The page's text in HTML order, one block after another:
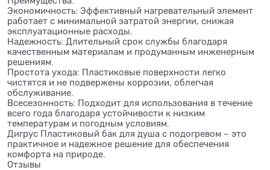
Экономичность: Эффективный нагревательный элемент
работает с минимальной затратой энергии, снижая
эксплуатационные расходы.
Надежность: Длительный срок службы благодаря
качественным материалам и продуманным инженерным
решениям.
Простота ухода: Пластиковые поверхности легко
чистятся и не подвержены коррозии, облегчая
обслуживание.
Всесезонность: Подходит для использования в течение
всего года благодаря устойчивости к низким
температурам и погодным условиям.
Дигрус Пластиковый бак для душа с подогревом – это
практичное и надежное решение для обеспечения
комфорта на природе.
Отзывы